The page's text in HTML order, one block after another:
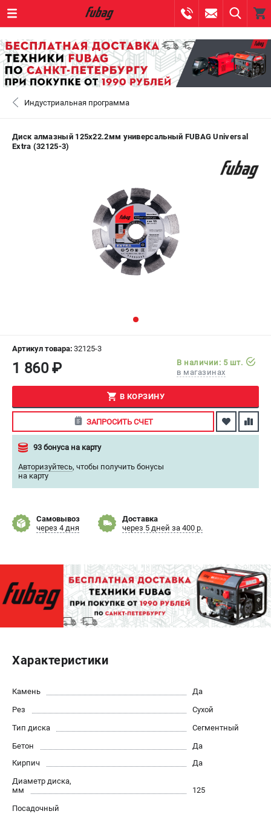
СЕРВИС
МАГАЗИНЫ
ВХОД ИЛИ РЕГИСТРАЦИЯ
+7 (8112) 59-10-67 - ЗАКАЗ ЗАПЧАСТЕЙ
+7 (812) 317-60-57 - ЗАКАЗ ИЗДЕЛИЙ
САНКТ-ПЕТЕРБУРГ
0 ₽
ПОДДЕРЖКА
Сервисный центр
ИНФОРМАЦИЯ
Пользовательское соглашение
ЭЛЕКТРОСТАНЦИИ
Генераторы бензиновые
Генераторы дизельные
Генераторы инверторные
ПОЛЕЗНЫЕ СТАТЬИ
Как выбрать бензопилу?
Как выбрать компрессор?
Как правильно выбрать генератор?
Как выбрать сварочный аппарат?
СВАРОЧНЫЕ АППАРАТЫ
Индустриальная программа
Диск алмазный 125х22.2мм универсальный FUBAG Universal
Extra (32125-3)
Артикул товара: 32125-3
1 860 ₽
В наличии: 5 шт.
в магазинах
В КОРЗИНУ
ЗАПРОСИТЬ СЧЕТ
93 бонуса на карту
Авторизуйтесь, чтобы получить бонусы
на карту
Самовывоз
через 4 дня
Доставка
через 5 дней за 400 р.
Характеристики
Камень
Да
Рез
Сухой
Тип диска
Сегментный
Бетон
Да
Кирпич
Да
Диаметр диска,
мм
125
Посадочный